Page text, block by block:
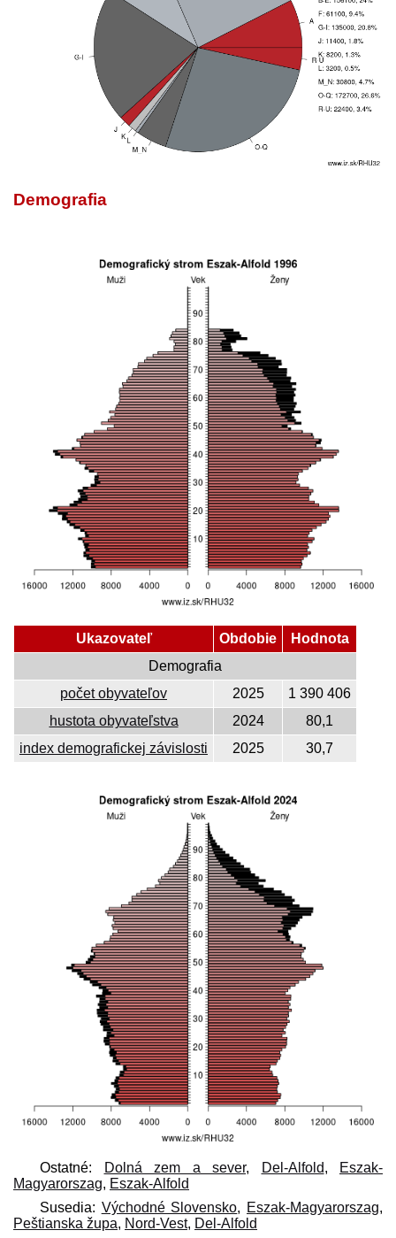
Demografia
Ukazovateľ Obdobie
Hodnota
Demografia
počet obyvateľov
2025
1 390 406
hustota obyvateľstva
2024
80,1
index demografickej závislosti
2025 30,7
Ostatné: Dolná zem a sever, Del-Alfold,
Eszak-
Magyarorszag, Eszak-Alfold
Susedia: Východné Slovensko, Eszak-Magyarorszag,
Peštianska župa, Nord-Vest, Del-Alfold